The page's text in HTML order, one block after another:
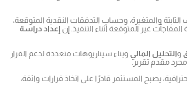
الثابتة والمتغيرة، وحساب التدفقات النقدية المتوقعة،
غير المتوقعة أثناء التنفيذ. إن إعداد دراسة
والتحليل المالي وبناء سيناريوهات متعددة لدعم القرار
مجرد مقدم تقرير.
يصبح المستثمر قادرًا على اتخاذ قرارات واثقة،